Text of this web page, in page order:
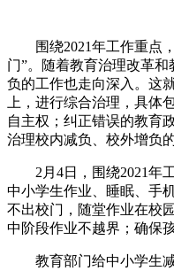
围绕2021年工作重点，
门”。随着教育治理改革
负的工作也走向深入。这
上，进行综合治理，具体
自主权；纠正错误的教育
治理校内减负、校外增负的
2月4日，围绕2021年工
中小学生作业、睡眠、手
不出校门，随堂作业在校
中阶段作业不越界；确保
教育部门给中小学生减